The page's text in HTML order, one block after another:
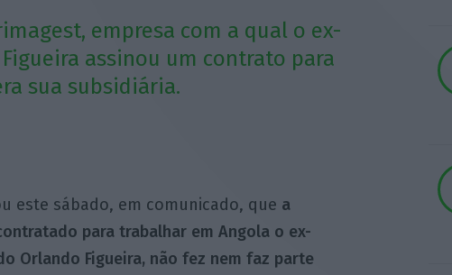
empresa com a qual o ex-
assinou um contrato para
sua subsidiária.
este sábado, em comunicado, que a
para trabalhar em Angola o ex-
Orlando Figueira, não fez nem faz parte